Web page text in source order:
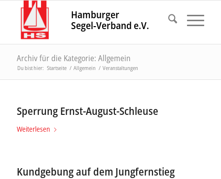
Hamburger
Segel-Verband e.V.
Archiv für die Kategorie: Allgemein
Du bist hier: Startseite / Allgemein / Veranstaltungen
Sperrung Ernst-August-Schleuse
Weiterlesen
Kundgebung auf dem Jungfernstieg